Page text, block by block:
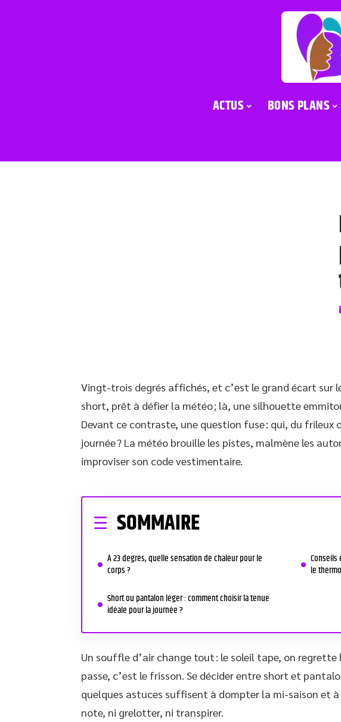
ACTUS BONS PLANS
Vingt-trois degrés affichés, et c’est le grand écart sur
short, prêt à défier la météo ; là, une silhouette
Devant ce contraste, une question fuse : qui, du frileux
journée ? La météo brouille les pistes, malmène les
improviser son code vestimentaire.
SOMMAIRE
À 23 degrés, quelle sensation de chaleur pour le
corps ?
Short ou pantalon léger : comment choisir la tenue
idéale pour la journée ?
Conseils
le
Un souffle d’air change tout : le soleil tape, on regrette
passe, c’est le frisson. Se décider entre short et
quelques astuces suffisent à dompter la mi-saison et
note, ni grelotter, ni transpirer.